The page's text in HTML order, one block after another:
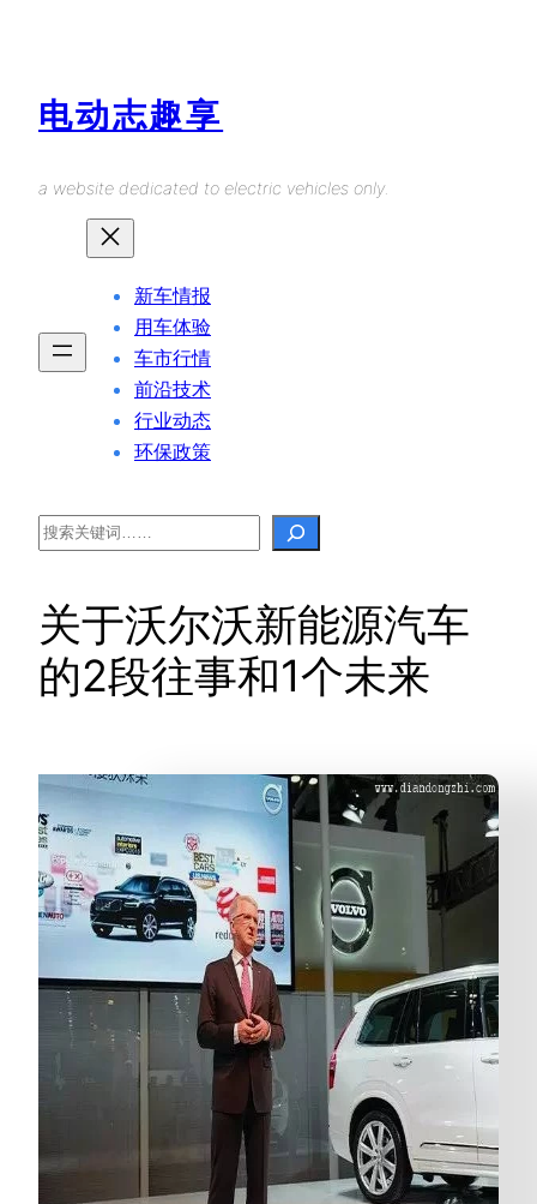
电动志趣享
a website dedicated to electric vehicles only.
新车情报
用车体验
车市行情
前沿技术
行业动态
环保政策
Search
关于沃尔沃新能源汽车
的2段往事和1个未来